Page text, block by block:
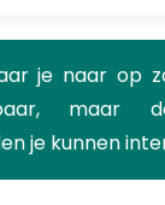
je naar op
maar
je kunnen